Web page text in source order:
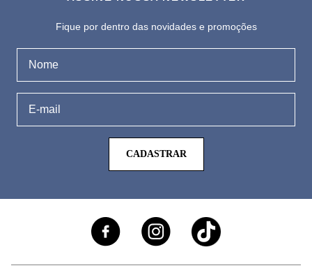
Fique por dentro das novidades e promoções
CADASTRAR